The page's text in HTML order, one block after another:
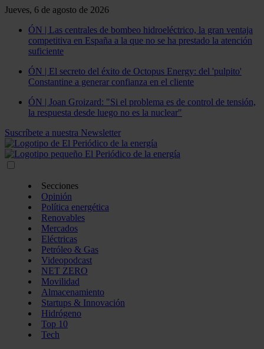
Jueves, 6 de agosto de 2026
ÓN | Las centrales de bombeo hidroeléctrico, la gran ventaja
competitiva en España a la que no se ha prestado la atención
suficiente
ÓN | El secreto del éxito de Octopus Energy: del 'pulpito'
Constantine a generar confianza en el cliente
ÓN | Joan Groizard: "Si el problema es de control de tensión,
la respuesta desde luego no es la nuclear"
Suscríbete a nuestra Newsletter
Secciones
Opinión
Política energética
Renovables
Mercados
Eléctricas
Petróleo & Gas
Videopodcast
NET ZERO
Movilidad
Almacenamiento
Startups & Innovación
Hidrógeno
Top 10
Tech